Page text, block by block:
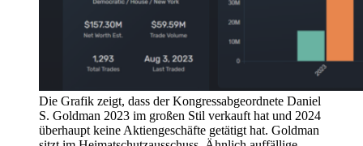
Die Grafik zeigt, dass der Kongressabgeordnete Daniel
S. Goldman 2023 im großen Stil verkauft hat und 2024
überhaupt keine Aktiengeschäfte getätigt hat. Goldman